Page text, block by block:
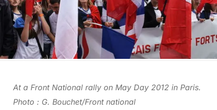
At a Front National rally on May Day 2012 in Paris.
Photo : G. Bouchet/Front national